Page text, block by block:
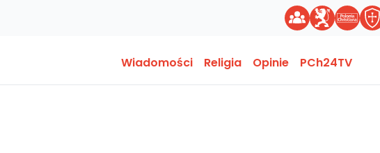
Wiadomości Religia Opinie PCh24TV